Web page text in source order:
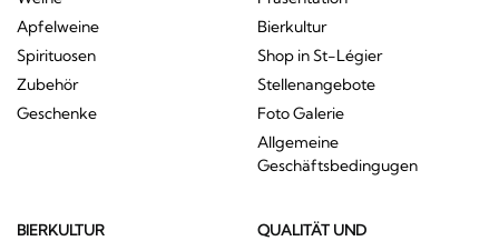
Apfelweine
Spirituosen
Zubehör
Geschenke
Bierkultur
Shop in St-Légier
Stellenangebote
Foto Galerie
Allgemeine
Geschäftsbedingugen
BIERKULTUR
QUALITÄT UND